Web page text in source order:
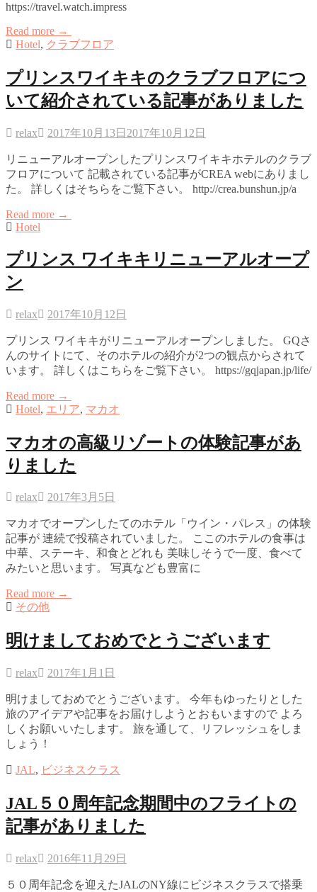
https://travel.watch.impress
Read more →
Hotel, クラブフロア
プリンスワイキキのクラブフロアにつ
いて紹介されている記事がありました
relax 2017年10月13日 2017年10月12日
リニューアルオープンしたプリンスワイキキホテルのクラブ
フロアについて 記載されている記事がCREA webにありまし
た。 詳しくはそちらをご覧下さい。 http://crea.bunshun.jp/a
Read more →
Hotel
プリンス ワイキキリニューアルオープ
ン
relax 2017年10月12日
プリンス ワイキキがリニューアルオープンしました。 GQさ
んのサイトにて、そのホテルの紹介が2つの観点からされて
います。 詳しくはこちらをご覧下さい。 https://gqjapan.jp/life/
Read more →
Hotel, エリア, マカオ
マカオの高級リゾートの体験記事があ
りました
relax 2017年3月5日
マカオでオープンしたてのホテル「ウイン・パレス」の体験
記事が 連続で投稿されていました。 ここのホテルの食事は
中華、ステーキ、和食とどれも 美味しそうで一度、食べて
みたいと思います。 写真なども豊富に
Read more →
その他
明けましておめでとうございます
relax 2017年1月1日
明けましておめでとうございます。 今年もゆったりとした
旅のアイデアや記事をお届けしようとおもいますので よろ
しくお願いいたします。 旅を通して、リフレッシュをしま
しょう！
JAL, ビジネスクラス
JAL５０周年記念期間中のフライトの
記事がありました
relax 2016年11月29日
５０周年記念を迎えたJALのNY線にビジネスクラスで搭乗